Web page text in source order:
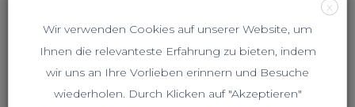
X
Wir verwenden Cookies auf unserer Website, um
Ihnen die relevanteste Erfahrung zu bieten, indem
wir uns an Ihre Vorlieben erinnern und Besuche
wiederholen. Durch Klicken auf "Akzeptieren"